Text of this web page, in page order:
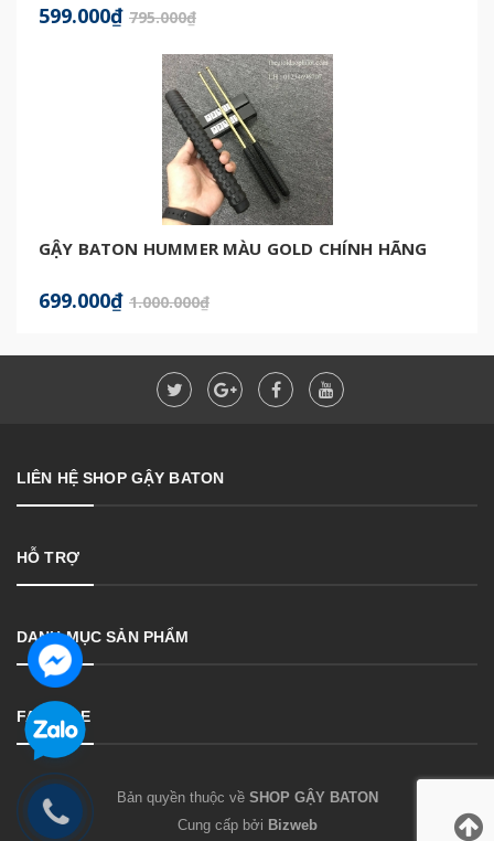
599.000₫ 795.000₫
GẬY BATON HUMMER MÀU GOLD CHÍNH HÃNG
699.000₫ 1.000.000₫
LIÊN HỆ SHOP GẬY BATON
HỖ TRỢ
DANH MỤC SẢN PHẨM
FANPAGE
Bản quyền thuộc về SHOP GẬY BATON
Cung cấp bởi Bizweb